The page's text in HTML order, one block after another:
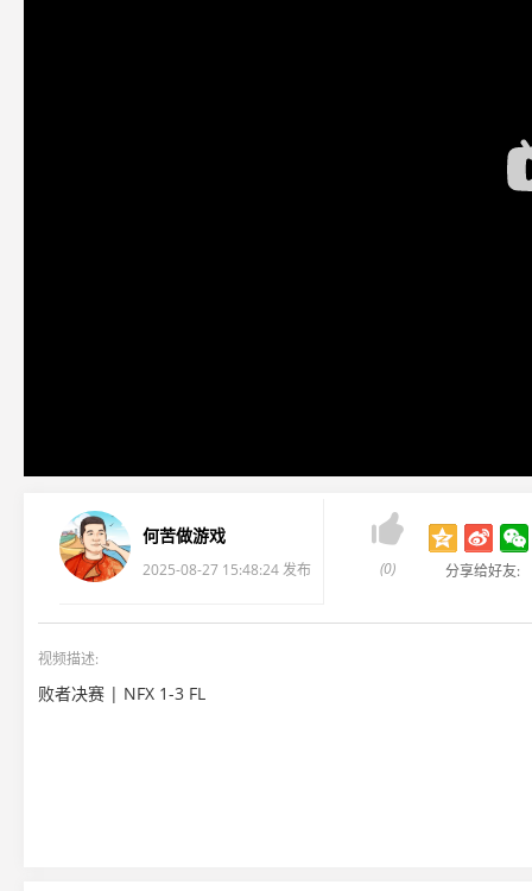
何苦做游戏
2025-08-27 15:48:24 发布

(0) 分享给好友:
视频描述:
败者决赛 | NFX 1-3 FL